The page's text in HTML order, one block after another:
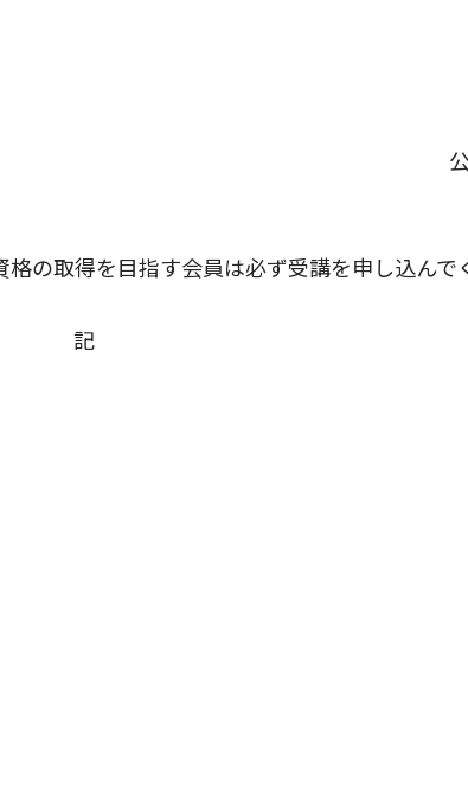
の取得を目指す会員は必ず受講を申し込んで
記